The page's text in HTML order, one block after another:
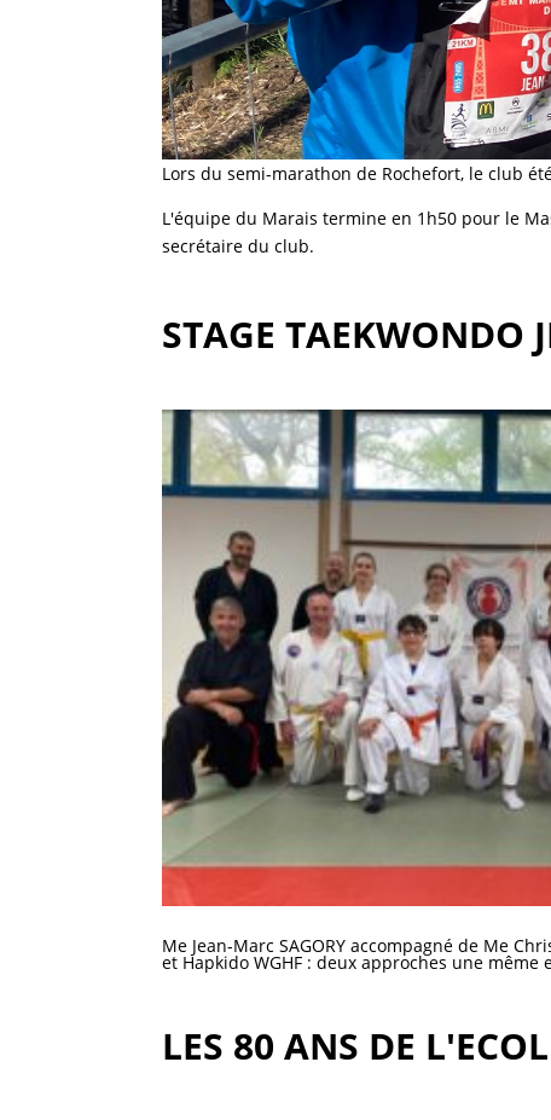
Lors du semi-marathon de Rochefort, le club
L'équipe du Marais termine en 1h50 pour le
secrétaire du club.
STAGE TAEKWONDO
Me Jean-Marc SAGORY accompagné de Me
et Hapkido WGHF : deux approches une même
LES 80 ANS DE